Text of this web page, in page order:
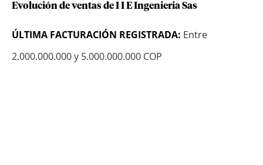
Evolución de ventas de I I E Ingenieria Sas
ÚLTIMA FACTURACIÓN REGISTRADA: Entre
2.000.000.000 y 5.000.000.000 COP